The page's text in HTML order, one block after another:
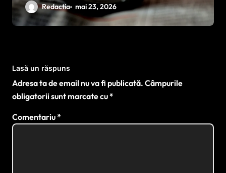
împotriva cancerului agresiv
Redactia mai 23, 2026
Lasă un răspuns
Adresa ta de email nu va fi publicată. Câmpurile
obligatorii sunt marcate cu*
Comentariu*